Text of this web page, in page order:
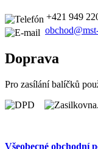
+421 949
Doprava
Pro zasílání balíčků
Všeobecné obchodní